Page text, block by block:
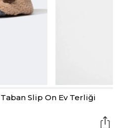
Slip On Ev Terliği